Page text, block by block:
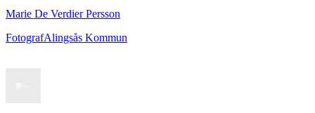
Marie De Verdier Persson
FotografAlingsås Kommun